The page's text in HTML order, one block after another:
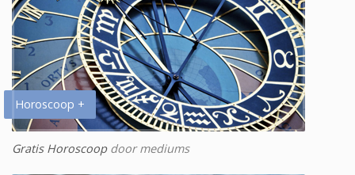
Horoscoop +
Gratis Horoscoopdoor mediums